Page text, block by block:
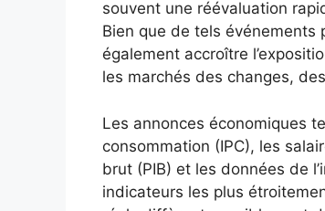
souvent une réévaluation
Bien que de tels
également accroître
les marchés des changes,
Les annonces économiques
consommation (IPC), les
brut (PIB) et les données de
indicateurs les plus